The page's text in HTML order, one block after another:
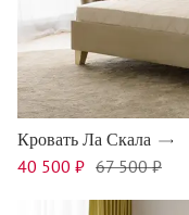
Кровать Ла Скала
40 500 ₽ 67 500 ₽